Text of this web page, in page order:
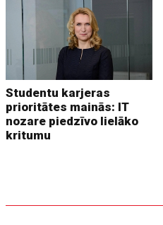
Studentu karjeras
prioritātes mainās: IT
nozare piedzīvo lielāko
kritumu